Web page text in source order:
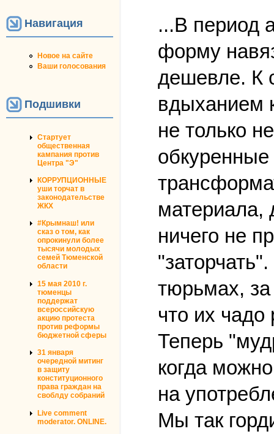
Навигация
Новое на сайте
Ваши голосования
Подшивки
Стартует
общественная
кампания против
Центра "Э"
КОРРУПЦИОННЫЕ
уши торчат в
законодательстве
ЖКХ
#Крымнаш! или
сказ о том, как
опрокинули более
тысячи молодых
семей Тюменской
области
15 мая 2010 г.
тюменцы
поддержат
всероссийскую
акцию протеста
против реформы
бюджетной сферы
31 января
очередной митинг
в защиту
конституционного
права граждан на
своблду собраний
Live comment
moderator. ONLINE.
...В период
форму
дешевле. К
вдыханием
не только
материала,
ничего не
тюрьмах, за
что их
Теперь
когда
на
Мы так